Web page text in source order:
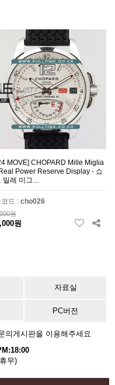
MOVE] CHOPARD Mille Miglia
Power Reserve Display - 쇼
밀레 미그…
드 : cho026
원
원
자료실
PC버전
의게시판을 이용해주세요
무)